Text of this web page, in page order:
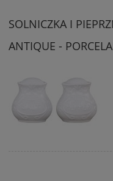
SOLNICZKA I
ANTIQUE -